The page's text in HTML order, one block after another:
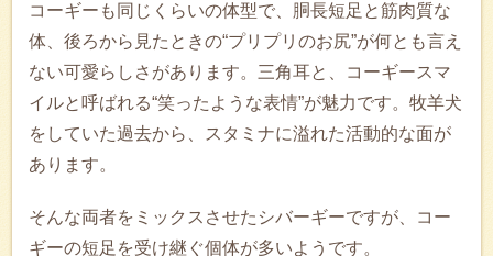
コーギーも同じくらいの体型で、胴長短足と筋肉質な
体、後ろから見たときの“プリプリのお尻”が何とも言え
ない可愛らしさがあります。三角耳と、コーギースマ
イルと呼ばれる“笑ったような表情”が魅力です。牧羊犬
をしていた過去から、スタミナに溢れた活動的な面が
あります。
そんな両者をミックスさせたシバーギーですが、コー
ギーの短足を受け継ぐ個体が多いようです。